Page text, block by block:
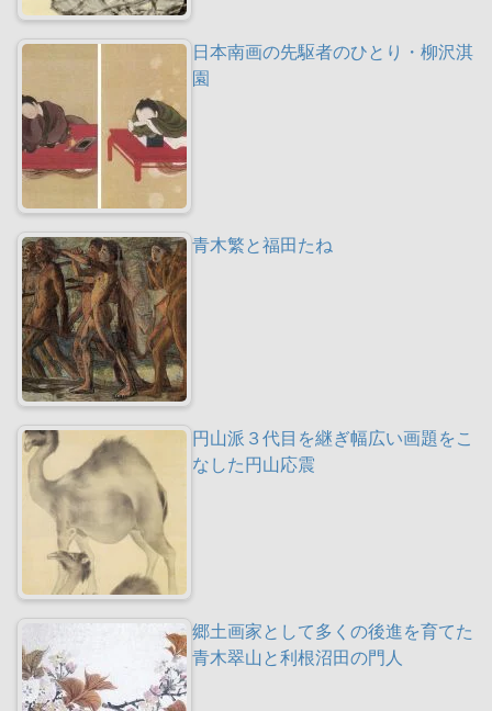
日本南画の先駆者のひとり・柳沢淇
園
青木繁と福田たね
円山派３代目を継ぎ幅広い画題をこ
なした円山応震
郷土画家として多くの後進を育てた
青木翠山と利根沼田の門人